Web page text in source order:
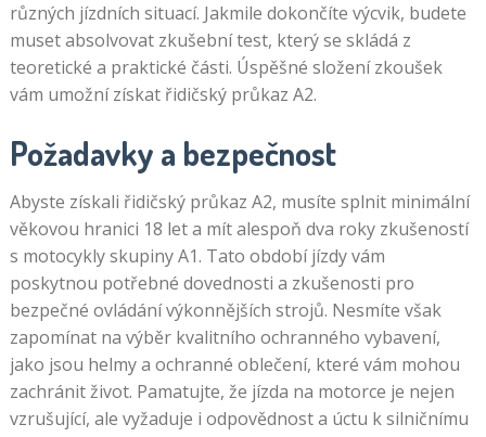
různých jízdních situací. Jakmile dokončíte výcvik, budete
muset absolvovat zkušební test, který se skládá z
teoretické a praktické části. Úspěšné složení zkoušek
vám umožní získat řidičský průkaz A2.
Požadavky a bezpečnost
Abyste získali řidičský průkaz A2, musíte splnit minimální
věkovou hranici 18 let a mít alespoň dva roky zkušeností
s motocykly skupiny A1. Tato období jízdy vám
poskytnou potřebné dovednosti a zkušenosti pro
bezpečné ovládání výkonnějších strojů. Nesmíte však
zapomínat na výběr kvalitního ochranného vybavení,
jako jsou helmy a ochranné oblečení, které vám mohou
zachránit život. Pamatujte, že jízda na motorce je nejen
vzrušující, ale vyžaduje i odpovědnost a úctu k silničnímu